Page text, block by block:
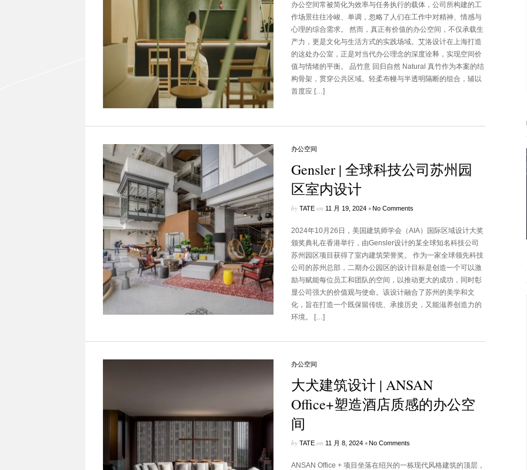
办公空间常被简化为效率与任务执行的载体，公司所构建的工
作场景往往冷峻、单调，忽略了人们在工作中对精神、情感与
心理的综合需求。 然而，真正有价值的办公空间，不仅承载生
产力，更是文化与生活方式的实践场域。艾洛设计在上海打造
的这处办公室，正是对当代办公理念的深度诠释，实现空间价
值与情绪的平衡。 品竹意 回归自然 Natural 真竹作为本案的结
构骨架，贯穿公共区域。轻柔布幔与半透明隔断的组合，辅以
首度应 […]
办公空间
Gensler | 全球科技公司苏州园
区室内设计
by TATEon 11 月 19, 2024 •No Comments
2024年10月26日，美国建筑师学会（AIA）国际区域设计大奖
颁奖典礼在香港举行，由Gensler设计的某全球知名科技公司
苏州园区项目获得了室内建筑荣誉奖。 作为一家全球领先科技
公司的苏州总部，二期办公园区的设计目标是创造一个可以激
励与赋能每位员工和团队的空间，以推动更大的成功，同时彰
显公司强大的价值观与使命。该设计融合了苏州的美学和文
化，旨在打造一个既保留传统、承接历史，又能滋养创造力的
环境。 […]
办公空间
大犬建筑设计 | ANSAN
Office+塑造酒店质感的办公空
间
by TATEon 11 月 8, 2024 •No Comments
ANSAN Office + 项目坐落在绍兴的一栋现代风格建筑的顶层，